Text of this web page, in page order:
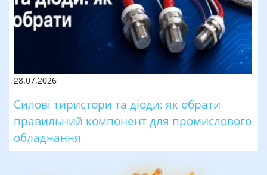
28.07.2026
Силові тиристори та діоди: як обрати
правильний компонент для промислового
обладнання